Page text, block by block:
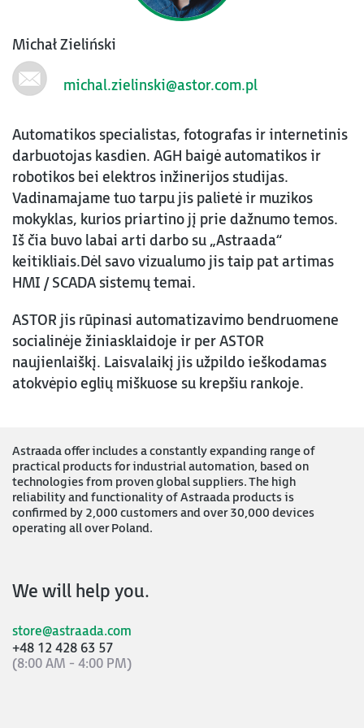
Michał Zieliński
michal.zielinski@astor.com.pl
Automatikos specialistas, fotografas ir internetinis
darbuotojas kasdien. AGH baigė automatikos ir
robotikos bei elektros inžinerijos studijas.
Vadinamajame tuo tarpu jis palietė ir muzikos
mokyklas, kurios priartino jį prie dažnumo temos.
Iš čia buvo labai arti darbo su „Astraada“
keitikliais.Dėl savo vizualumo jis taip pat artimas
HMI / SCADA sistemų temai.
ASTOR jis rūpinasi automatizavimo bendruomene
socialinėje žiniasklaidoje ir per ASTOR
naujienlaiškį. Laisvalaikį jis užpildo ieškodamas
atokvėpio eglių miškuose su krepšiu rankoje.
Astraada offer includes a constantly expanding range of
practical products for industrial automation, based on
technologies from proven global suppliers. The high
reliability and functionality of Astraada products is
confirmed by 2,000 customers and over 30,000 devices
operating all over Poland.
We will help you.
store@astraada.com
+48 12 428 63 57
(8:00 AM - 4:00 PM)